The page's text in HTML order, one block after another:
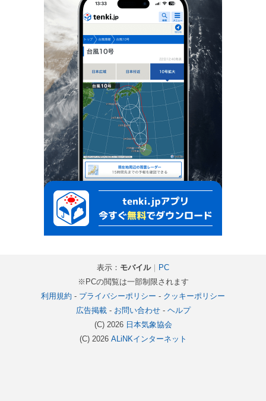
表示： モバイル｜
PC
※PCの閲覧は一部制限されます
利用規約 - プライバシーポリシー - クッキーポリシー
広告掲載- お問い合わせ- ヘルプ
(C) 2026 日本気象協会
(C) 2026 ALiNKインターネット